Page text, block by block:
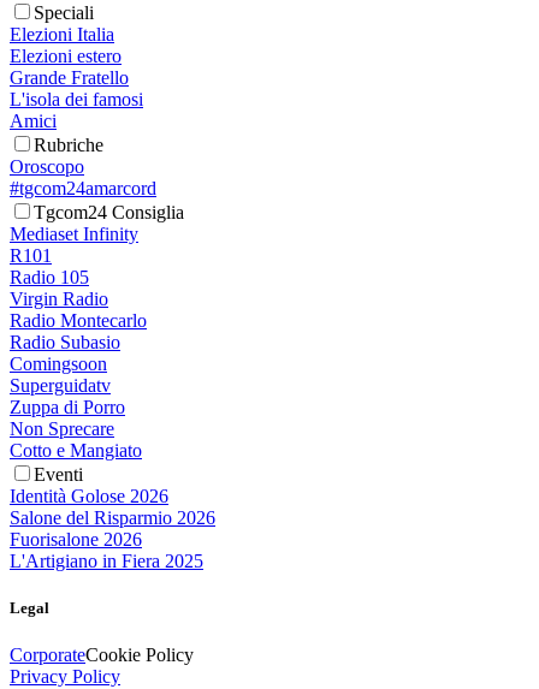
Speciali
Elezioni Italia
Elezioni estero
Grande Fratello
L'isola dei famosi
Amici
Rubriche
Oroscopo
#tgcom24amarcord
Tgcom24 Consiglia
Mediaset Infinity
R101
Radio 105
Virgin Radio
Radio Montecarlo
Radio Subasio
Comingsoon
Superguidatv
Zuppa di Porro
Non Sprecare
Cotto e Mangiato
Eventi
Identità Golose 2026
Salone del Risparmio 2026
Fuorisalone 2026
L'Artigiano in Fiera 2025
Legal
CorporateCookie Policy
Privacy Policy